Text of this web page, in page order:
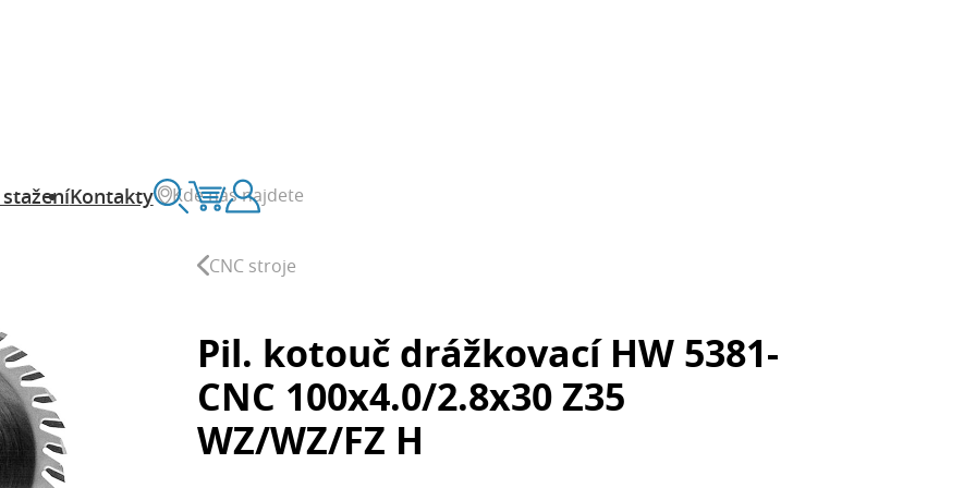
Kde nás najdete
Vyhledávání
KošíkZákaznický účet
staženíKontakty
CNC stroje
Pil. kotouč drážkovací HW 5381-
CNC 100x4.0/2.8x30 Z35
WZ/WZ/FZ H